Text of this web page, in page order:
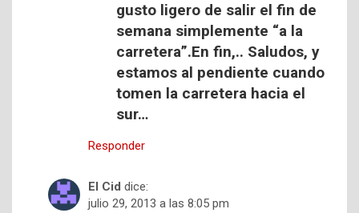
gusto ligero de salir el fin de
semana simplemente “a la
carretera”.En fin,.. Saludos, y
estamos al pendiente cuando
tomen la carretera hacia el
sur…
Responder
El Cid dice:
julio 29, 2013 a las 8:05 pm